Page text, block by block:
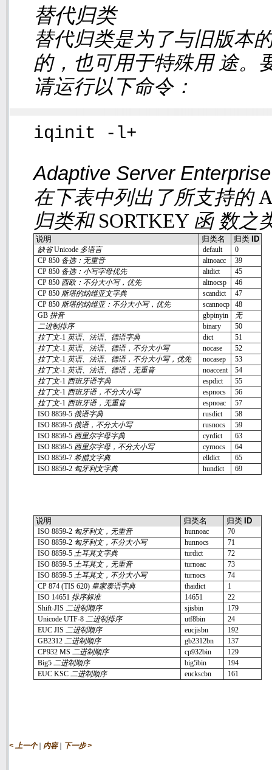
替代归类
替代归类是为了与旧版本
的，也可用于特殊用 途。
请运行以下命令：
iqinit -l+
Adaptive Server
在下表中列出了所支持的
归类和SORTKEY 函 数之
说明 归类名 归类 ID
缺省Unicode 多语言 default
0
CP 850 备选：无重音 altnoacc
39
CP 850 备选：小写字母优先 altdict
45
CP 850 西欧：不分大小写，优先 altnocsp
46
CP 850 斯堪的纳维亚文字典 scandict
47
CP 850 斯堪的纳维亚：不分大小写，优先 scannocp
48
GB 拼音 gbpinyin
无
二进制排序
binary
50
拉丁文-1 英语、法语、德语字典 dict
51
拉丁文-1 英语、法语、德语，不分大小写 nocase
52
拉丁文-1 英语、法语、德语，不分大小写，优先 nocasep
53
拉丁文-1 英语、法语、德语，无重音 noaccent
54
拉丁文-1 西班牙语字典 espdict
55
拉丁文-1 西班牙语，不分大小写 espnocs
56
拉丁文-1 西班牙语，无重音 espnoac
57
ISO 8859-5 俄语字典 rusdict
58
ISO 8859-5 俄语，不分大小写 rusnocs
59
ISO 8859-5 西里尔字母字典 cyrdict
63
ISO 8859-5 西里尔字母，不分大小写 cyrnocs
64
ISO 8859-7 希腊文字典 elldict
65
ISO 8859-2 匈牙利文字典 hundict 69
说明 归类名 归类 ID
ISO 8859-2 匈牙利文，无重音 hunnoac
70
ISO 8859-2 匈牙利文，不分大小写 hunnocs
71
ISO 8859-5 土耳其文字典 turdict
72
ISO 8859-5 土耳其文，无重音 turnoac
73
ISO 8859-5 土耳其文，不分大小写 turnocs
74
CP 874 (TIS 620) 皇家泰语字典 thaidict
1
ISO 14651 排序标准 14651
22
Shift-JIS 二进制顺序 sjisbin
179
Unicode UTF-8 二进制排序 utf8bin
24
EUC JIS 二进制顺序 eucjisbn
192
GB2312 二进制顺序 gb2312bn
137
CP932 MS 二进制顺序 cp932bin
129
Big5 二进制顺序 big5bin
194
EUC KSC 二进制顺序 euckscbn 161
< 上一个 | 内容 | 下一步 >